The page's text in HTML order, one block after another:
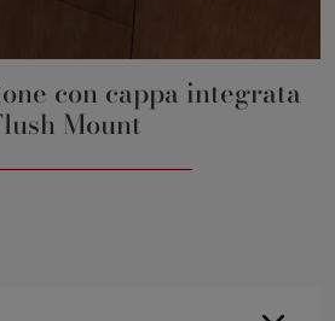
con cappa integrata
Mount